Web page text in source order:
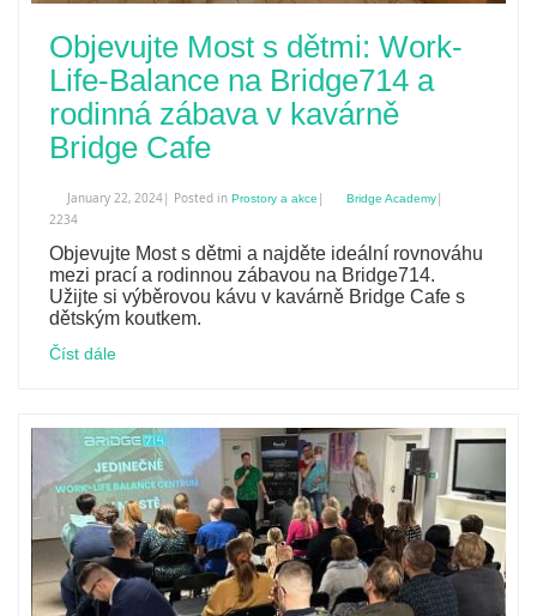
Objevujte Most s dětmi: Work-
Life-Balance na Bridge714 a
rodinná zábava v kavárně
Bridge Cafe
January 22, 2024| Posted in Prostory a akce | Bridge Academy|
2234
Objevujte Most s dětmi a najděte ideální rovnováhu
mezi prací a rodinnou zábavou na Bridge714.
Užijte si výběrovou kávu v kavárně Bridge Cafe s
dětským koutkem.
Číst dále